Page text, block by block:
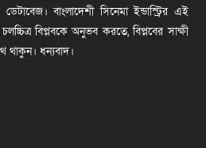
বাংলাদেশী সিনেমা ইন্ডাস্ট্রির এই
বিপ্লবকে অনুভব করতে, বিপ্লবের সাক্ষী
থাকুন। ধন্যবাদ।